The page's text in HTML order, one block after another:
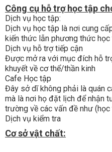
Công cụ hỗ trợ học tập
Dịch vụ học tập:
Dịch vụ học tập là nơi cung
kiến thức lẫn phương thức học
Dịch vụ hỗ trợ tiếp cận
Được mở ra với mục đích hỗ
khuyết về cơ thể/thần kinh
Cafe Học tập
Đây sở dĩ không phải là quán
mà là nơi họ đặt lịch để nhận
trường về các vấn đề như (học
Dịch vụ kiểm tra
Cơ sở vật chất: